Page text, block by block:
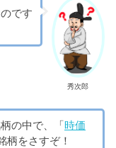
秀次郎
です
の中で、「 時価
柄をさすぞ！